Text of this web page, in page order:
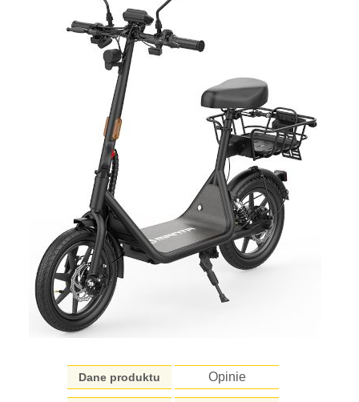
Dane produktu Opinie